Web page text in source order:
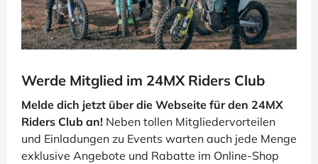
Werde Mitglied im 24MX Riders Club
Melde dich jetzt über die Webseite für den 24MX
Riders Club an! Neben tollen Mitgliedervorteilen
und Einladungen zu Events warten auch jede Menge
exklusive Angebote und Rabatte im Online-Shop